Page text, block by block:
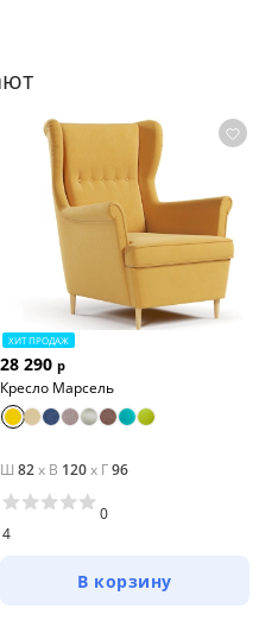
ХИТ ПРОДАЖ
28 290 р
Кресло Марсель
Ш 82x В 120x Г96
4
0
В корзину